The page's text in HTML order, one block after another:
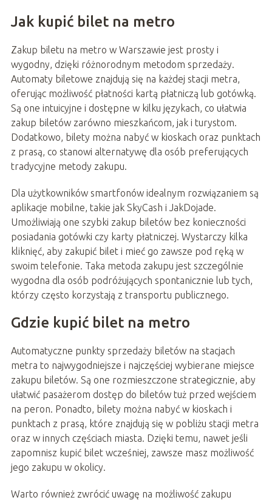
Jak kupić bilet na metro
Zakup biletu na metro w Warszawie jest prosty i
wygodny, dzięki różnorodnym metodom sprzedaży.
Automaty biletowe znajdują się na każdej stacji metra,
oferując możliwość płatności kartą płatniczą lub gotówką.
Są one intuicyjne i dostępne w kilku językach, co ułatwia
zakup biletów zarówno mieszkańcom, jak i turystom.
Dodatkowo, bilety można nabyć w kioskach oraz punktach
z prasą, co stanowi alternatywę dla osób preferujących
tradycyjne metody zakupu.
Dla użytkowników smartfonów idealnym rozwiązaniem są
aplikacje mobilne, takie jak SkyCash i JakDojade.
Umożliwiają one szybki zakup biletów bez konieczności
posiadania gotówki czy karty płatniczej. Wystarczy kilka
kliknięć, aby zakupić bilet i mieć go zawsze pod ręką w
swoim telefonie. Taka metoda zakupu jest szczególnie
wygodna dla osób podróżujących spontanicznie lub tych,
którzy często korzystają z transportu publicznego.
Gdzie kupić bilet na metro
Automatyczne punkty sprzedaży biletów na stacjach
metra to najwygodniejsze i najczęściej wybierane miejsce
zakupu biletów. Są one rozmieszczone strategicznie, aby
ułatwić pasażerom dostęp do biletów tuż przed wejściem
na peron. Ponadto, bilety można nabyć w kioskach i
punktach z prasą, które znajdują się w pobliżu stacji metra
oraz w innych częściach miasta. Dzięki temu, nawet jeśli
zapomnisz kupić bilet wcześniej, zawsze masz możliwość
jego zakupu w okolicy.
Warto również zwrócić uwagę na możliwość zakupu